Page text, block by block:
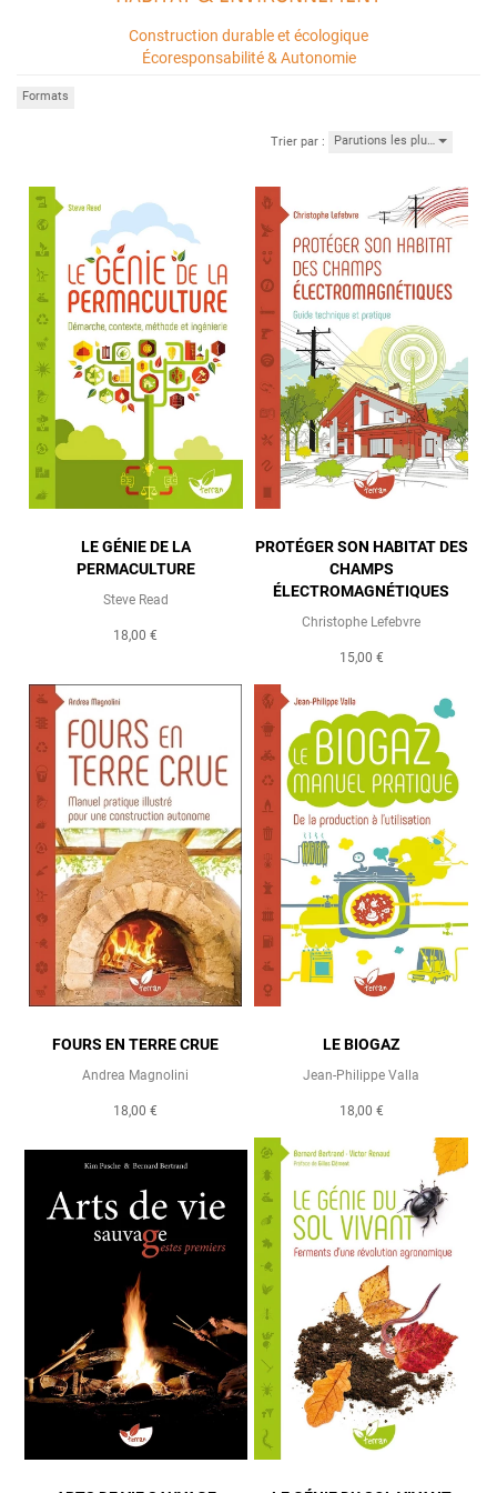
Construction durable et écologique
Écoresponsabilité & Autonomie
Formats
Trier par : Parutions les plu…
LE GÉNIE DE LA
PERMACULTURE
Steve Read
18,00 €
PROTÉGER SON HABITAT DES
CHAMPS
ÉLECTROMAGNÉTIQUES
Christophe Lefebvre
15,00 €
FOURS EN TERRE CRUE
Andrea Magnolini
18,00 €
LE BIOGAZ
Jean-Philippe Valla
18,00 €